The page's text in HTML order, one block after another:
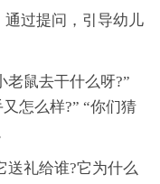
过提问，引导幼儿
老鼠去干什么呀?”
怎么样?” “你们猜
送礼给谁?它为什么